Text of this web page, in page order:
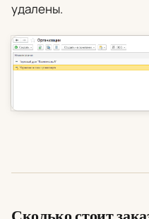
удалены.